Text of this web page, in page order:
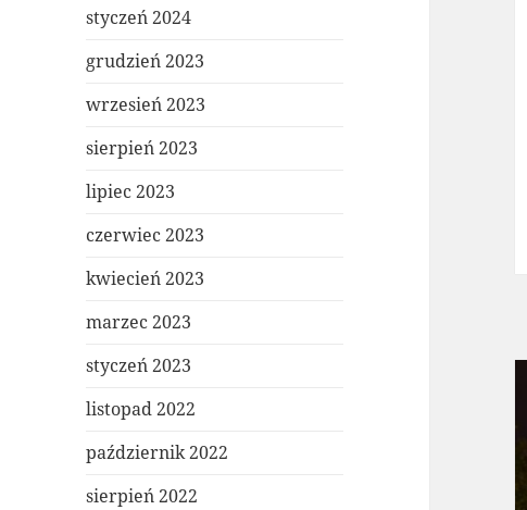
styczeń 2024
grudzień 2023
wrzesień 2023
sierpień 2023
lipiec 2023
czerwiec 2023
kwiecień 2023
marzec 2023
styczeń 2023
listopad 2022
październik 2022
sierpień 2022